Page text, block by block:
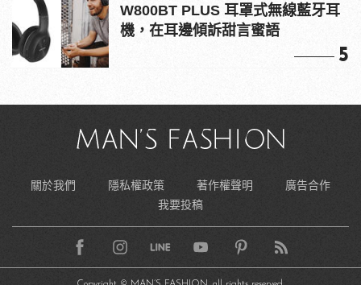
W800BT PLUS 耳罩式無線藍牙耳
機，在耳邊傾訴甜言蜜語
5
關於我們 隱私權政策 著作權聲明
廣告合作
我要投稿